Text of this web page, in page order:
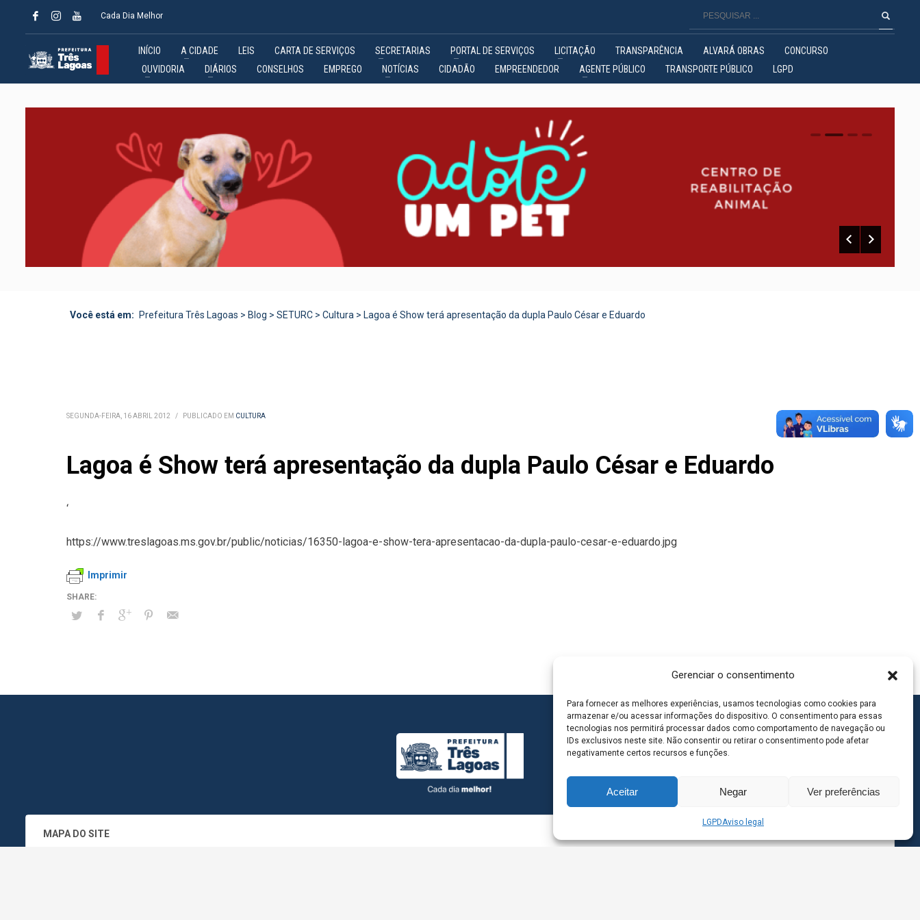
Gerenciar o consentimento
Para fornecer as melhores experiências, usamos tecnologias como cookies para
armazenar e/ou acessar informações do dispositivo. O consentimento para essas
tecnologias nos permitirá processar dados como comportamento de navegação ou
IDs exclusivos neste site. Não consentir ou retirar o consentimento pode afetar
negativamente certos recursos e funções.
Aceitar Negar Ver preferências
LGPDAviso legal
Cada Dia Melhor
INÍCIO A CIDADE LEIS CARTA DE SERVIÇOS SECRETARIAS PORTAL DE SERVIÇOS LICITAÇÃO TRANSPARÊNCIA ALVARÁ OBRAS
CONCURSO
OUVIDORIA
DIÁRIOS CONSELHOS EMPREGO NOTÍCIAS CIDADÃO EMPREENDEDOR AGENTE PÚBLICO TRANSPORTE PÚBLICO LGPD
0 1 2
Você está em: Prefeitura Três Lagoas > Blog > SETURC > Cultura > Lagoa é Show terá apresentação da dupla Paulo César e Eduardo
SEGUNDA-FEIRA, 16 ABRIL 2012 / PUBLICADO EM CULTURA
Lagoa é Show terá apresentação da dupla Paulo César e Eduardo
‘
https://www.treslagoas.ms.gov.br/public/noticias/16350-lagoa-e-show-tera-apresentacao-da-dupla-paulo-cesar-e-eduardo.jpg
Imprimir
MAPA DO SITE